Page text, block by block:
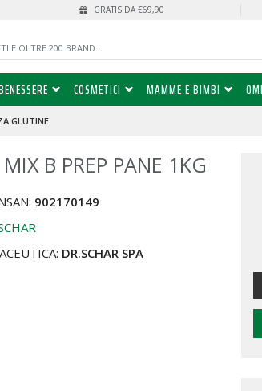
GRATIS DA €69,90
COSMETICI MAMME E BIMBI
GLUTINE
B PREP PANE 1KG
902170149
DR.SCHAR SPA